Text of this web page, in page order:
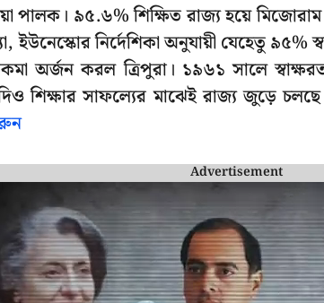
পালক। ৯৫.৬% শিক্ষিত রাজ্য হয়ে
ইউনেস্কোর নির্দেশিকা অনুযায়ী যেহেতু ৯৫%
অর্জন করল ত্রিপুরা। ১৯৬১ সালে
শিক্ষার সাফল্যের মাঝেই রাজ্য জুড়ে চলছে
Advertisement